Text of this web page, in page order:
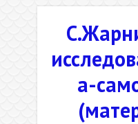
а-